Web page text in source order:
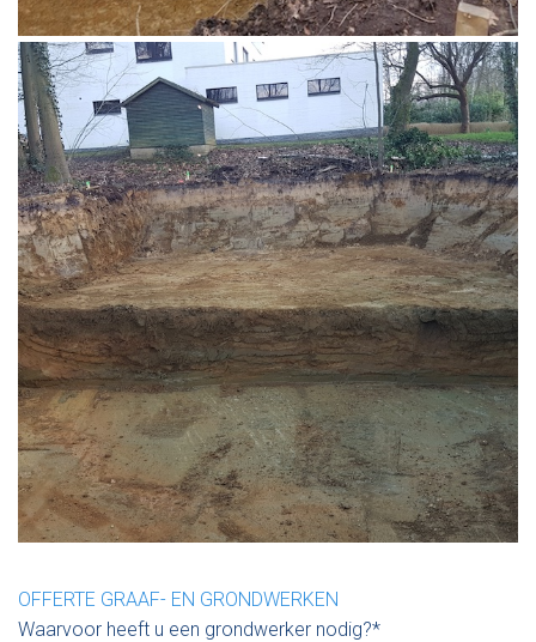
OFFERTE GRAAF- EN GRONDWERKEN
Waarvoor heeft u een grondwerker nodig?*